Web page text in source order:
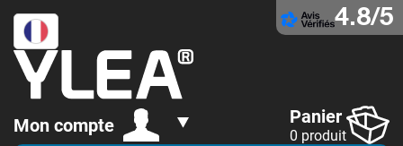
4.8/5
Mon compte Panier
0 produit